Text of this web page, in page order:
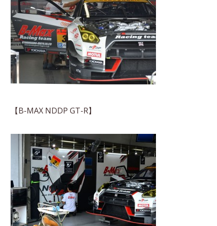
【B-MAX NDDP GT-R】